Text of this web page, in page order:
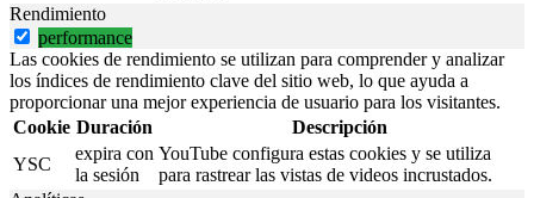
Rendimiento
performance
Las cookies de rendimiento se utilizan para comprender y analizar
los índices de rendimiento clave del sitio web, lo que ayuda a
proporcionar una mejor experiencia de usuario para los visitantes.
Cookie Duración
Descripción
YSC
expira con
la sesión
YouTube configura estas cookies y se utiliza
para rastrear las vistas de videos incrustados.